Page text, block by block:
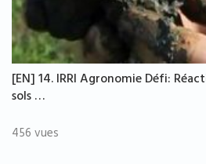
[EN] 14. IRRI Agronomie Défi:
sols …
456 vues